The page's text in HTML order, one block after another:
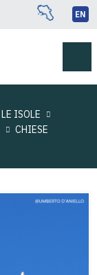
EN
LE ISOLE
CHIESE